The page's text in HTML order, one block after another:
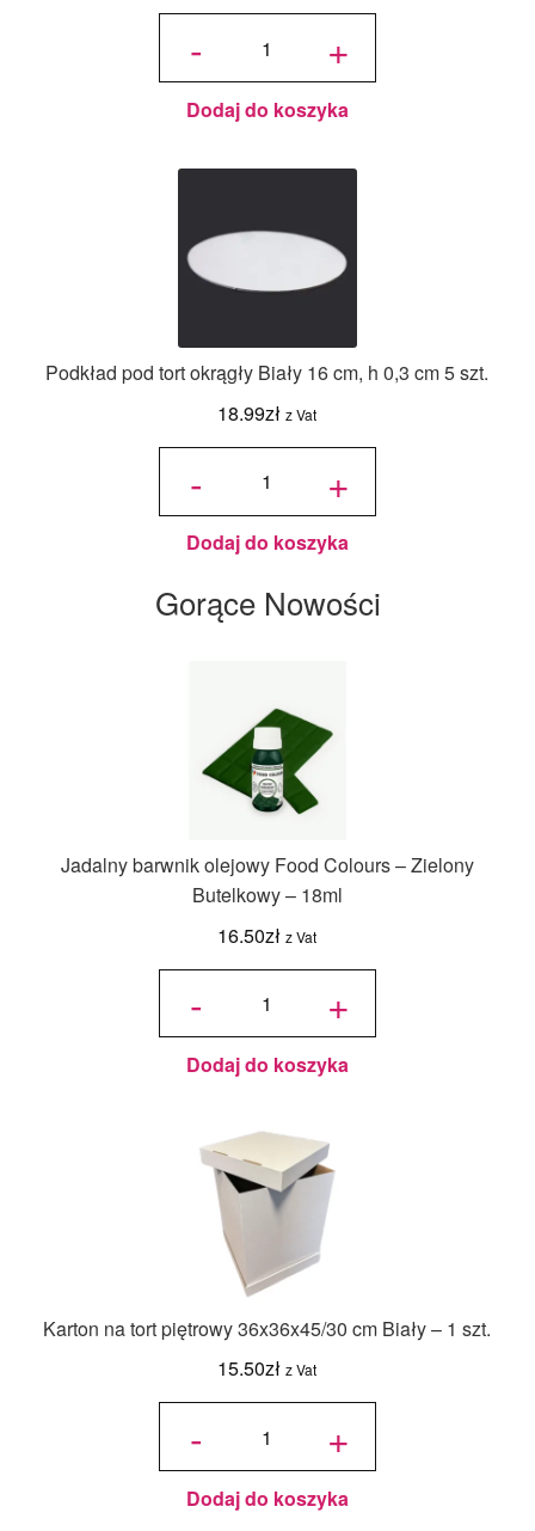
-
ilość
Złote -
Decora -
60 szt. +
Dodaj do koszyka
Podkład pod tort okrągły Biały 16 cm, h 0,3 cm 5 szt.
18.99zł z Vat
-
ilość
okrągły
Biały 16
cm, h
0,3 cm 5
szt.
+
Dodaj do koszyka
Gorące Nowości
Jadalny barwnik olejowy Food Colours – Zielony
Butelkowy – 18ml
16.50zł z Vat
-
ilość
olejowy
Food
Zielony
Butelkowy
+
Dodaj do koszyka
Karton na tort piętrowy 36x36x45/30 cm Biały – 1 szt.
15.50zł z Vat
-
ilość Karton
36x36x45/30
cm Biały - 1
szt. +
Dodaj do koszyka